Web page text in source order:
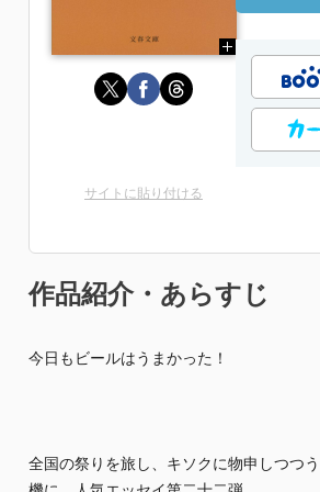
サイトに貼り付ける
作品紹介・あらすじ
今日もビールはうまかった！
全国の祭りを旅し、キソクに物申しつつ